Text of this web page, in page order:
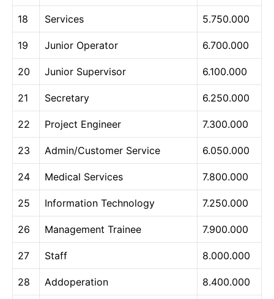
18 Services 5.750.000
19 Junior Operator 6.700.000
20 Junior Supervisor 6.100.000
21 Secretary 6.250.000
22 Project Engineer 7.300.000
23 Admin/Customer Service 6.050.000
24 Medical Services 7.800.000
25 Information Technology 7.250.000
26 Management Trainee 7.900.000
27 Staff 8.000.000
28 Addoperation 8.400.000